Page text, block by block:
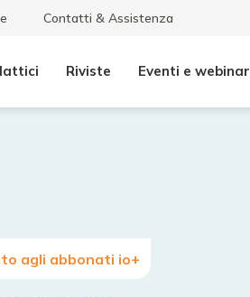
Contatti & Assistenza
Riviste Eventi e webinar
agli abbonati io+